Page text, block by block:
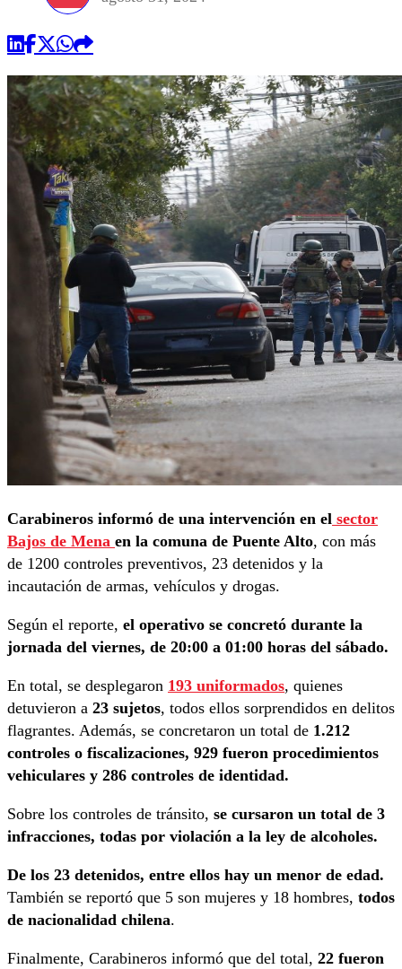
Carabineros informó de una intervención en el sector
Bajos de Mena en la comuna de Puente Alto, con más
de 1200 controles preventivos, 23 detenidos y la
incautación de armas, vehículos y drogas.
Según el reporte, el operativo se concretó durante la
jornada del viernes, de 20:00 a 01:00 horas del sábado.
En total, se desplegaron 193 uniformados, quienes
detuvieron a 23 sujetos, todos ellos sorprendidos en delitos
flagrantes. Además, se concretaron un total de 1.212
controles o fiscalizaciones, 929 fueron procedimientos
vehiculares y 286 controles de identidad.
Sobre los controles de tránsito, se cursaron un total de 3
infracciones, todas por violación a la ley de alcoholes.
De los 23 detenidos, entre ellos hay un menor de edad.
También se reportó que 5 son mujeres y 18 hombres, todos
de nacionalidad chilena.
Finalmente, Carabineros informó que del total, 22 fueron